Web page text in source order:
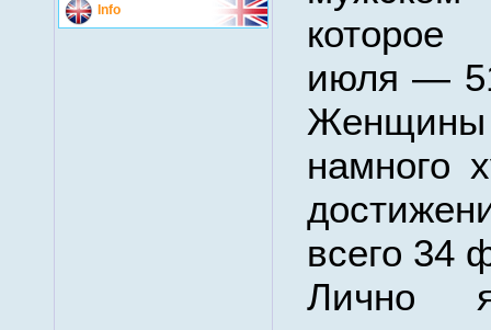
Info
которое
июля —
намного
всего 34
Лично